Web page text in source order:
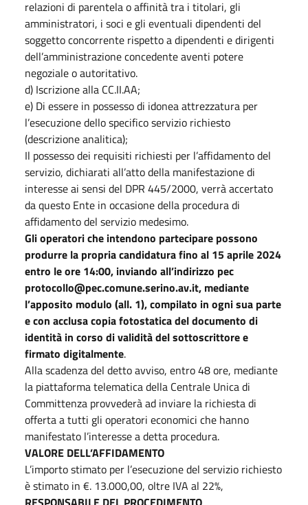
relazioni di parentela o affinità tra i titolari, gli
amministratori, i soci e gli eventuali dipendenti del
soggetto concorrente rispetto a dipendenti e dirigenti
dell’amministrazione concedente aventi potere
negoziale o autoritativo.
d) Iscrizione alla CC.II.AA;
e) Di essere in possesso di idonea attrezzatura per
l’esecuzione dello specifico servizio richiesto
(descrizione analitica);
Il possesso dei requisiti richiesti per l’affidamento del
servizio, dichiarati all’atto della manifestazione di
interesse ai sensi del DPR 445/2000, verrà accertato
da questo Ente in occasione della procedura di
affidamento del servizio medesimo.
Gli operatori che intendono partecipare possono
produrre la propria candidatura fino al 15 aprile 2024
entro le ore 14:00, inviando all’indirizzo pec
protocollo@pec.comune.serino.av.it, mediante
l’apposito modulo (all. 1), compilato in ogni sua parte
e con acclusa copia fotostatica del documento di
identità in corso di validità del sottoscrittore e
firmato digitalmente.
Alla scadenza del detto avviso, entro 48 ore, mediante
la piattaforma telematica della Centrale Unica di
Committenza provvederà ad inviare la richiesta di
offerta a tutti gli operatori economici che hanno
manifestato l’interesse a detta procedura.
VALORE DELL’AFFIDAMENTO
L’importo stimato per l’esecuzione del servizio richiesto
è stimato in €. 13.000,00, oltre IVA al 22%,